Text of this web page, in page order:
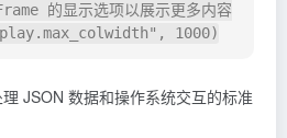
的显示选项以展示更多内容
JSON 数据和操作系统交互的标准